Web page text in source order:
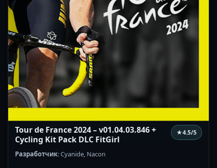
Tour de France 2024 – v01.04.03.846 +
Cycling Kit Pack DLC FitGirl
★4.5/5
Разработчик: Cyanide, Nacon